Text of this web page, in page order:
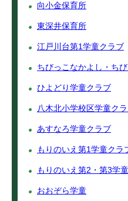
向小金保育所
東深井保育所
江戸川台第1学童クラブ
ちびっこなかよし・ち
ひよどり学童クラブ
八木北小学校区学童ク
あすなろ学童クラブ
もりのいえ第1学童クラ
もりのいえ第2・第3学
おおぞら学童